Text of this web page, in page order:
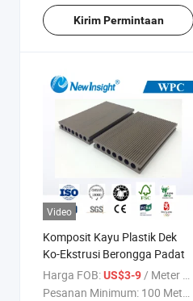
Kirim Permintaan
Video
Komposit Kayu Plastik Dek
Ko-Ekstrusi Berongga Padat
Harga FOB:US$3-9 / Meter persegi
Pesanan Minimum: 100 Meter ...